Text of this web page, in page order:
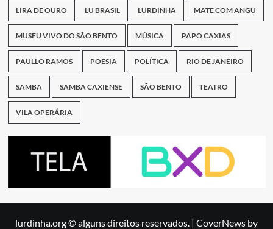
LIRA DE OURO LU BRASIL LURDINHA MATE COM ANGU
MUSEU VIVO DO SÃO BENTO MÚSICA PAPO CAXIAS
PAULLO RAMOS POESIA POLÍTICA RIO DE JANEIRO
SAMBA SAMBA CAXIENSE SÃO BENTO TEATRO
VILA OPERÁRIA
lurdinha.org © alguns direitos reservados. | CoverNews by